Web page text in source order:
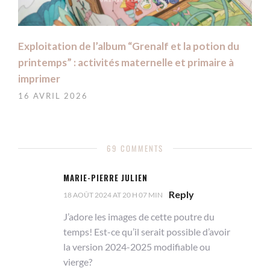
Exploitation de l’album “Grenalf et la potion du
printemps” : activités maternelle et primaire à
imprimer
16 AVRIL 2026
69 COMMENTS
MARIE-PIERRE JULIEN
18 AOÛT 2024 AT 20 H 07 MIN
Reply
J’adore les images de cette poutre du
temps! Est-ce qu’il serait possible d’avoir
la version 2024-2025 modifiable ou
vierge?